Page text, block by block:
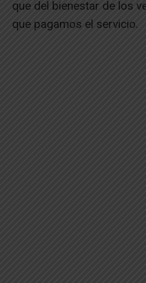
que del bienestar de los
que pagamos el servicio.